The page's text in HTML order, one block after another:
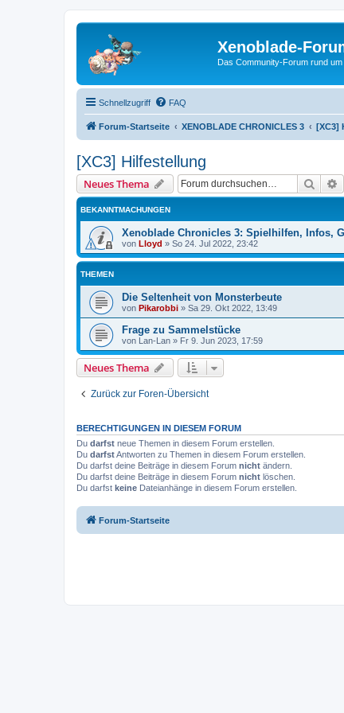
Xenoblade-
Das Community-Forum rund
Schnellzugriff FAQ
Forum-Startseite XENOBLADE CHRONICLES 3 [XC3]
[XC3] Hilfestellung
Neues Thema Suche
BEKANNTMACHUNGEN
Xenoblade Chronicles 3: Spielhilfen, Infos,
von Lloyd » So 24. Jul 2022, 23:42
THEMEN
Die Seltenheit von Monsterbeute
von Pikarobbi » Sa 29. Okt 2022, 13:49
Frage zu Sammelstücke
von Lan-Lan » Fr 9. Jun 2023, 17:59
Neues Thema
Zurück zur Foren-Übersicht
BERECHTIGUNGEN IN DIESEM FORUM
Du darfst neue Themen in diesem Forum erstellen.
Du darfstAntworten zu Themen in diesem Forum erstellen.
Du darfst deine Beiträge in diesem Forum nicht ändern.
Du darfst deine Beiträge in diesem Forum nicht löschen.
Du darfst keine Dateianhänge in diesem Forum erstellen.
Forum-Startseite